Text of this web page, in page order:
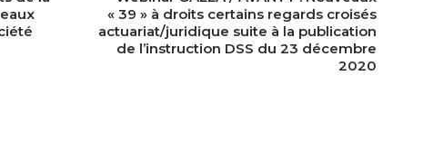
« 39 » à droits certains regards croisés
actuariat/juridique suite à la publication
de l’instruction DSS du 23 décembre
2020